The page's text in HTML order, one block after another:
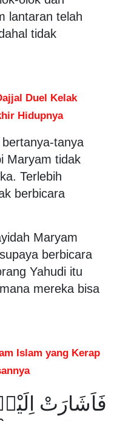
lantaran telah
tidak
Duel Kelak
Hidupnya
tanya
Maryam tidak
Terlebih
berbicara
Maryam
berbicara
Yahudi itu
mereka bisa
Islam yang Kerap
فَاَشَارَتْ